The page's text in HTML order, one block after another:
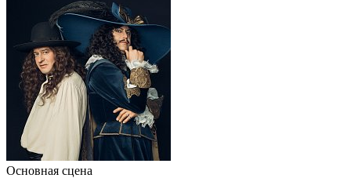
Основная сцена